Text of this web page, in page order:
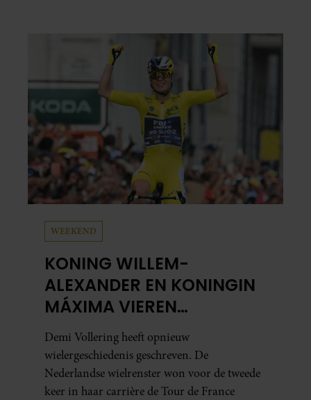
WEEKEND
KONING WILLEM-
ALEXANDER EN KONINGIN
MÁXIMA VIEREN
HISTORISCHE ZEGE DEMI
VOLLERING OP TOUR DE
FRANCE FEMMES
Demi Vollering heeft opnieuw
wielergeschiedenis geschreven. De
Nederlandse wielrenster won voor de tweede
keer in haar carrière de Tour de France